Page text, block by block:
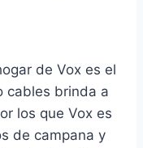
de Vox es el
cables brinda a
los que Vox es
de campana y